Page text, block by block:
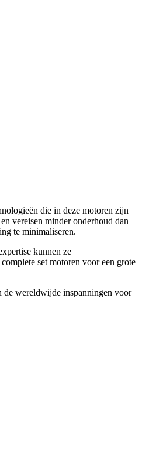
die in deze motoren zijn
vereisen minder onderhoud dan
te minimaliseren.
kunnen ze
set motoren voor een grote
de wereldwijde inspanningen voor